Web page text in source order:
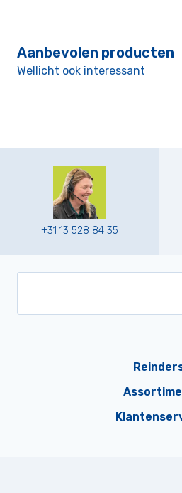
Aanbevolen producten
Wellicht ook interessant
+31 13 528 84 35